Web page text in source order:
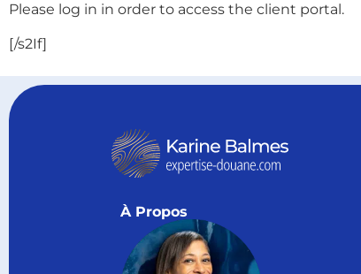
Please log in in order to access the client portal.
[/s2If]
À Propos